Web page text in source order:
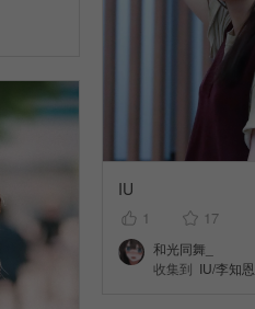
IU
1 17
和光同舞_
收集到 IU/李知恩